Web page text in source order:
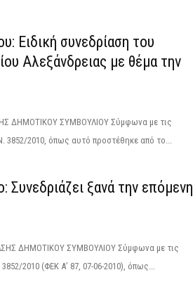
Ειδική συνεδρίαση του
Αλεξάνδρειας με θέμα την
ΔΗΜΟΤΙΚΟΥ ΣΥΜΒΟΥΛΙΟΥ Σύμφωνα με τις
3852/2010, όπως αυτό προστέθηκε από το...
Συνεδριάζει ξανά την επόμενη
ΔΗΜΟΤΙΚΟΥ ΣΥΜΒΟΥΛΙΟΥ Σύμφωνα με τις
2010 (ΦΕΚ Α’ 87, 07-06-2010), όπως...